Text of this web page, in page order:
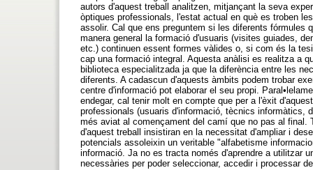
autors d'aquest treball analitzen, mitjançant la seva
òptiques professionals, l'estat actual en què es troben
assolir. Cal que ens preguntem si les diferents fórmules
manera general la formació d'usuaris (visites guiades,
etc.) continuen essent formes vàlides o, si com és la
cap una formació integral. Aquesta anàlisi es realitza a
biblioteca especialitzada ja que la diferència entre les
diferents. A cadascun d'aquests àmbits podem trobar
centre d'informació pot elaborar el seu propi.
endegar, cal tenir molt en compte que per a l'èxit
professionals (usuaris d'informació, tècnics informàtics,
més aviat al començament del camí que no pas al
d'aquest treball insistiran en la necessitat d'ampliar i
potencials assoleixin un veritable "alfabetisme
informació. Ja no es tracta només d'aprendre a utilitzar
necessàries per poder seleccionar, accedir i processar